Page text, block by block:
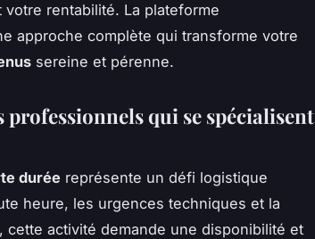
rentabilité. La plateforme
approche complète qui transforme votre
sereine et pérenne.
qui se spécialisent
durée représente un défi logistique
heure, les urgences techniques et la
cette activité demande une disponibilité et